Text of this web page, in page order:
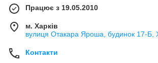
Працює з 19.05.2010
м. Харків
вулиця Отакара Яроша, будинок 17-Б,
Контакти